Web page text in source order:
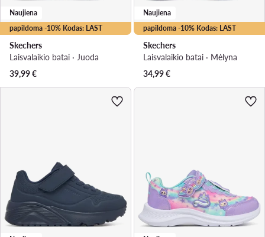
papildoma -10% Kodas: LAST
Naujiena
Skechers
Laisvalaikio batai · Juoda
39,99€
papildoma -10% Kodas: LAST
Naujiena
Skechers
Laisvalaikio batai · Mėlyna
34,99€